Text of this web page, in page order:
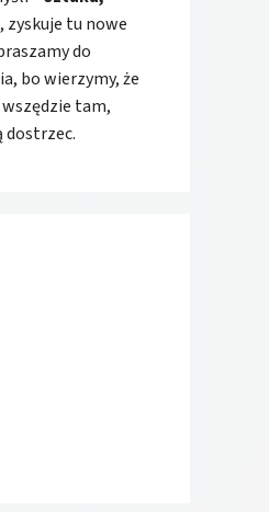
, zyskuje tu nowe
do
bo wierzymy, że
tam,
dostrzec.